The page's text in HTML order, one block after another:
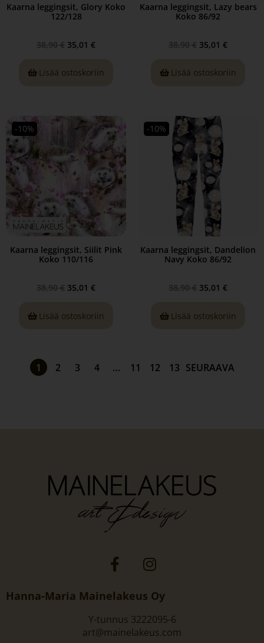
Kaarna leggingsit, Glory Koko
122/128
38,90 € 35,01 €
Lisää ostoskoriin
Kaarna leggingsit, Lazy bears
Koko 86/92
38,90 € 35,01 €
Lisää ostoskoriin
-10%
Kaarna leggingsit, Siilit Pink
Koko 110/116
38,90 € 35,01 €
Lisää ostoskoriin
-10%
Kaarna leggingsit, Dandelion
Navy Koko 86/92
38,90 € 35,01 €
Lisää ostoskoriin
1 2 3 4 … 11 12 13 SEURAAVA
Hanna-Maria Mainelakeus Oy
Y-tunnus 3222095-6
art@mainelakeus.com